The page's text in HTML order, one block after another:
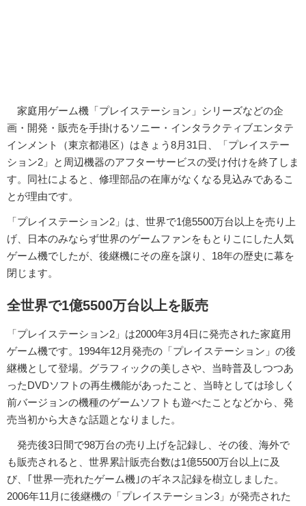
家庭用ゲーム機「プレイステーション」シリーズなどの企
画・開発・販売を手掛けるソニー・インタラクティブエンタテ
インメント（東京都港区）はきょう8月31日、「プレイステー
ション2」と周辺機器のアフターサービスの受け付けを終了しま
す。同社によると、修理部品の在庫がなくなる見込みであるこ
とが理由です。
「プレイステーション2」は、世界で1億5500万台以上を売り上
げ、日本のみならず世界のゲームファンをもとりこにした人気
ゲーム機でしたが、後継機にその座を譲り、18年の歴史に幕を
閉じます。
全世界で1億5500万台以上を販売
「プレイステーション2」は2000年3月4日に発売された家庭用
ゲーム機です。1994年12月発売の「プレイステーション」の後
継機として登場。グラフィックの美しさや、当時普及しつつあ
ったDVDソフトの再生機能があったこと、当時としては珍しく
前バージョンの機種のゲームソフトも遊べたことなどから、発
売当初から大きな話題となりました。
発売後3日間で98万台の売り上げを記録し、その後、海外で
も販売されると、世界累計販売台数は1億5500万台以上に及
び、｢世界一売れたゲーム機｣のギネス記録を樹立しました。
2006年11月に後継機の「プレイステーション3」が発売された